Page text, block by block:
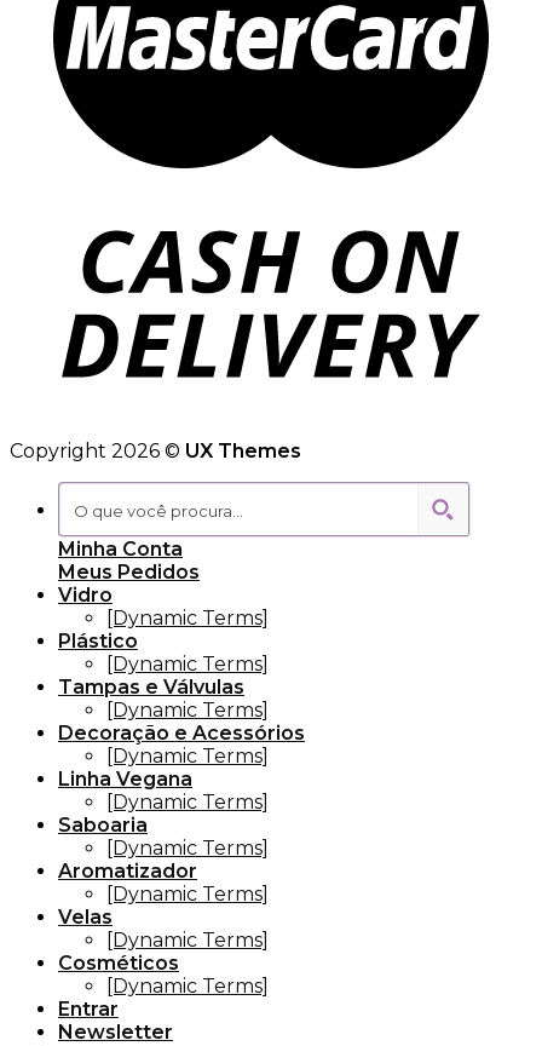
Copyright 2026 © UX Themes
Minha Conta
Meus Pedidos
Vidro
[Dynamic Terms]
Plástico
[Dynamic Terms]
Tampas e Válvulas
[Dynamic Terms]
Decoração e Acessórios
[Dynamic Terms]
Linha Vegana
[Dynamic Terms]
Saboaria
[Dynamic Terms]
Aromatizador
[Dynamic Terms]
Velas
[Dynamic Terms]
Cosméticos
[Dynamic Terms]
Entrar
Newsletter